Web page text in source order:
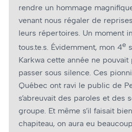
rendre un hommage
venant nous régaler de
leurs répertoires. Un moment
tous.te.s. Évidemment, mon 4e
Karkwa cette année ne pouvait
passer sous silence. Ces
Québec ont ravi le public de
s’abreuvait des paroles et des
groupe. Et même s’il faisait
chapiteau, on aura eu